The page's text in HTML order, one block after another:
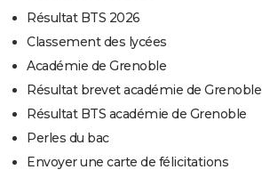
Résultat BTS 2026
Classement des lycées
Académie de Grenoble
Résultat brevet académie de Grenoble
Résultat BTS académie de Grenoble
Perles du bac
Envoyer une carte de félicitations